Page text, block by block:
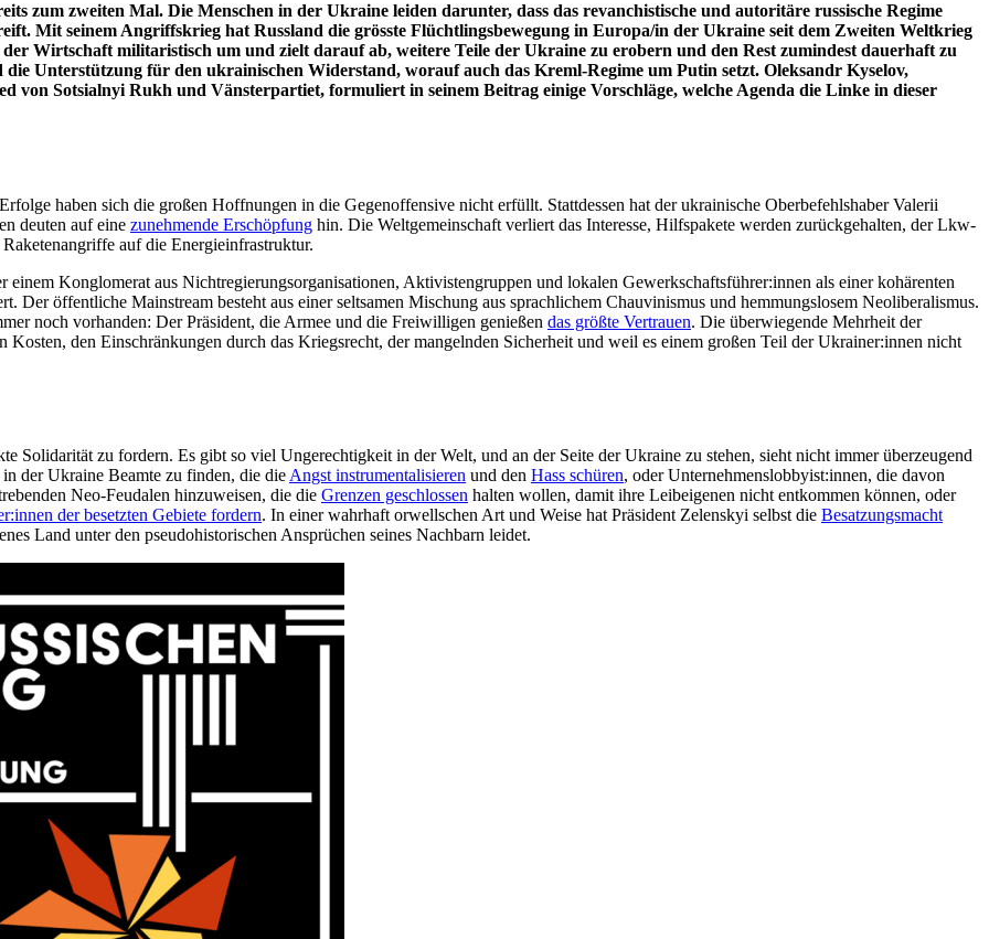
zum zweiten Mal. Die Menschen in der Ukraine leiden darunter, dass das revanchistische und autoritäre russische Regime
Mit seinem Angriffskrieg hat Russland die grösste Flüchtlingsbewegung in Europa/in der Ukraine seit dem Zweiten Weltkrieg
Wirtschaft militaristisch um und zielt darauf ab, weitere Teile der Ukraine zu erobern und den Rest zumindest dauerhaft zu
Unterstützung für den ukrainischen Widerstand, worauf auch das Kreml-Regime um Putin setzt. Oleksandr Kyselov,
von Sotsialnyi Rukh und Vänsterpartiet, formuliert in seinem Beitrag einige Vorschläge, welche Agenda die Linke in dieser
haben sich die großen Hoffnungen in die Gegenoffensive nicht erfüllt. Stattdessen hat der ukrainische Oberbefehlshaber Valerii
deuten auf eine zunehmende Erschöpfung hin. Die Weltgemeinschaft verliert das Interesse, Hilfspakete werden zurückgehalten, der Lkw-
auf die Energieinfrastruktur.
einem Konglomerat aus Nichtregierungsorganisationen, Aktivistengruppen und lokalen Gewerkschaftsführer:innen als einer kohärenten
öffentliche Mainstream besteht aus einer seltsamen Mischung aus sprachlichem Chauvinismus und hemmungslosem Neoliberalismus.
noch vorhanden: Der Präsident, die Armee und die Freiwilligen genießen das größte Vertrauen. Die überwiegende Mehrheit der
Kosten, den Einschränkungen durch das Kriegsrecht, der mangelnden Sicherheit und weil es einem großen Teil der Ukrainer:innen nicht
Solidarität zu fordern. Es gibt so viel Ungerechtigkeit in der Welt, und an der Seite der Ukraine zu stehen, sieht nicht immer überzeugend
der Ukraine Beamte zu finden, die die Angst instrumentalisieren und den Hass schüren, oder Unternehmenslobbyist:innen, die davon
Neo-Feudalen hinzuweisen, die die Grenzen geschlossen halten wollen, damit ihre Leibeigenen nicht entkommen können, oder
der besetzten Gebiete fordern. In einer wahrhaft orwellschen Art und Weise hat Präsident Zelenskyi selbst die Besatzungsmacht
Land unter den pseudohistorischen Ansprüchen seines Nachbarn leidet.